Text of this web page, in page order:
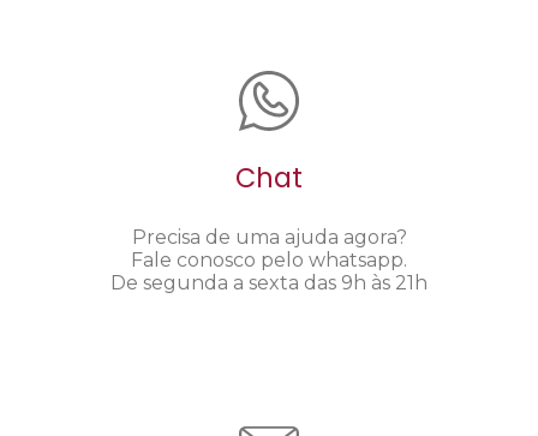
Chat
Precisa de uma ajuda agora?
Fale conosco pelo whatsapp.
De segunda a sexta das 9h às 21h